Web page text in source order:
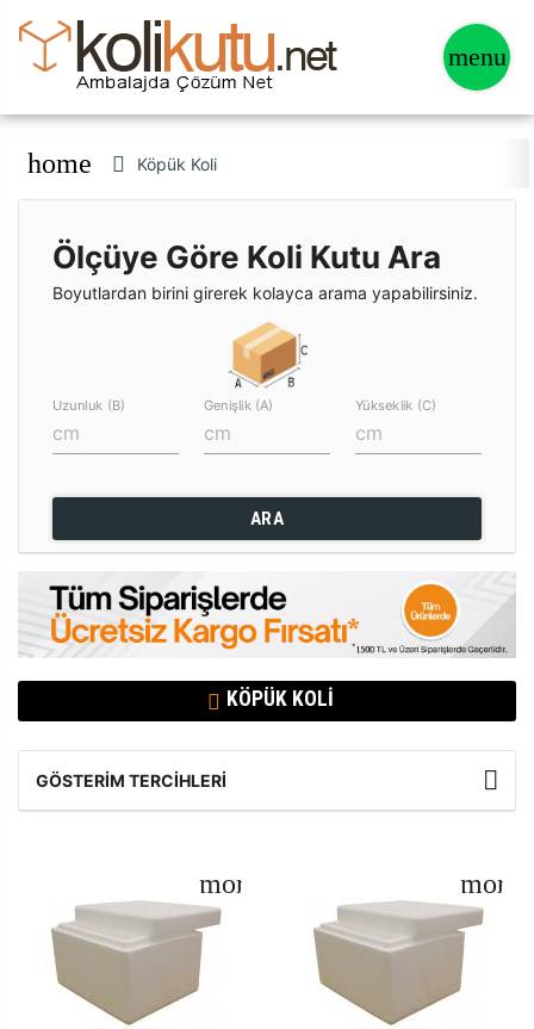
home Köpük Koli
Ölçüye Göre Koli Kutu Ara
Boyutlardan birini girerek kolayca arama yapabilirsiniz.
Uzunluk (B) Genişlik (A) Yükseklik (C)
ARA
KÖPÜK KOLI
GÖSTERIM TERCIHLERI